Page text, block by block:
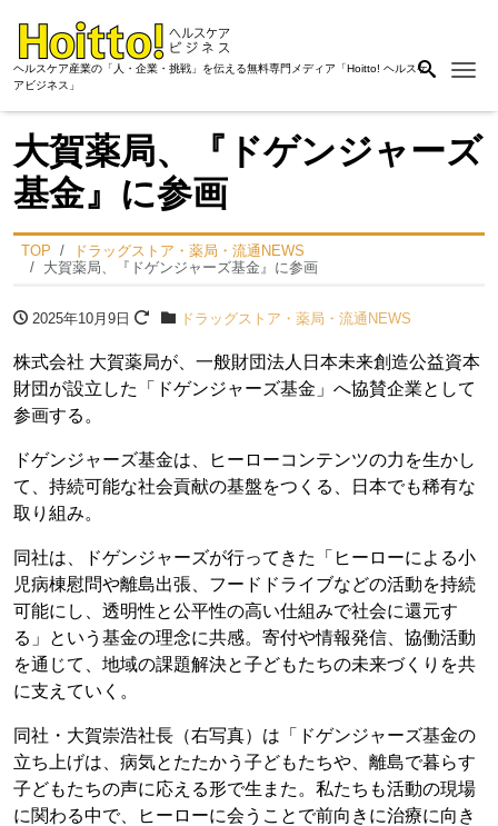
ヘルスケア産業の「人・企業・挑戦」を伝える無料専門メディア「Hoitto! ヘルスケ
アビジネス」
⼤賀薬局、『ドゲンジャーズ
基⾦』に参画
TOP
ドラッグストア・薬局・流通NEWS
⼤賀薬局、『ドゲンジャーズ基⾦』に参画
2025年10月9日 ドラッグストア・薬局・流通NEWS
株式会社 大賀薬局が、⼀般財団法⼈⽇本未来創造公益資本
財団が設⽴した「ドゲンジャーズ基⾦」へ協賛企業として
参画する。
ドゲンジャーズ基⾦は、ヒーローコンテンツの⼒を⽣かし
て、持続可能な社会貢献の基盤をつくる、⽇本でも稀有な
取り組み。
同社は、ドゲンジャーズが⾏ってきた「ヒーローによる⼩
児病棟慰問や離島出張、フードドライブなどの活動を持続
可能にし、透明性と公平性の⾼い仕組みで社会に還元す
る」という基⾦の理念に共感。寄付や情報発信、協働活動
を通じて、地域の課題解決と⼦どもたちの未来づくりを共
に⽀えていく。
同社・⼤賀崇浩社長（右写真）は「ドゲンジャーズ基⾦の
⽴ち上げは、病気とたたかう⼦どもたちや、離島で暮らす
⼦どもたちの声に応える形で⽣また。私たちも活動の現場
に関わる中で、ヒーローに会うことで前向きに治療に向き